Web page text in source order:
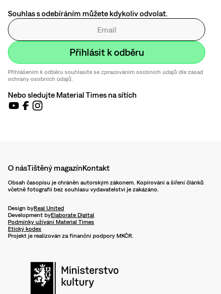
Souhlas s odebíráním můžete kdykoliv odvolat.
Přihlášením k odběru souhlasíte se zpracováním osobních údajů dle zásad
ochrany osobních údajů.
Nebo sledujte Material Times na sítích
O násTištěný magazínKontakt
Obsah časopisu je chráněn autorským zákonem. Kopírování a šíření článků
včetně fotografií bez souhlasu vydavatelství je zakázáno.
Design byReal United
Development byElaborate Digital
Podmínky užívání Material Times
Etický kodex
Projekt je realizován za finanční podpory MKČR.